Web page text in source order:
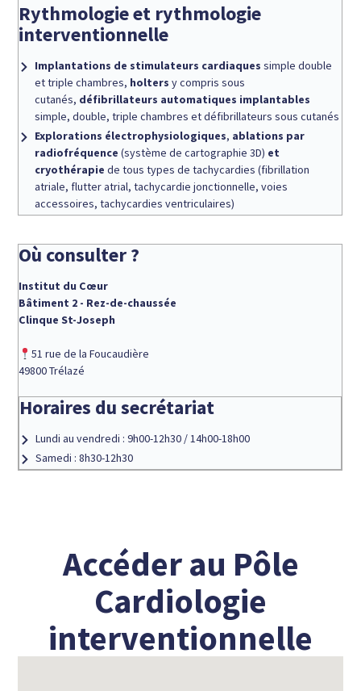
Rythmologie et rythmologie
interventionnelle
Implantations de stimulateurs cardiaques simple double
et triple chambres, holters y compris sous
cutanés, défibrillateurs automatiques implantables
simple, double, triple chambres et défibrillateurs sous cutanés
Explorations électrophysiologiques, ablations par
radiofréquence (système de cartographie 3D) et
cryothérapie de tous types de tachycardies (fibrillation
atriale, flutter atrial, tachycardie jonctionnelle, voies
accessoires, tachycardies ventriculaires)
Où consulter ?
Institut du Cœur
Bâtiment 2 - Rez-de-chaussée
Clinque St-Joseph
51 rue de la Foucaudière
49800 Trélazé
Horaires du secrétariat
Lundi au vendredi :9h00-12h30 / 14h00-18h00
Samedi : 8h30-12h30
Accéder au Pôle
Cardiologie
interventionnelle